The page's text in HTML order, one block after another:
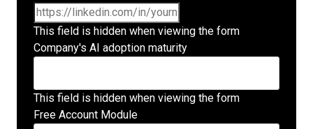
This field is hidden when viewing the form
Company's AI adoption maturity
This field is hidden when viewing the form
Free Account Module